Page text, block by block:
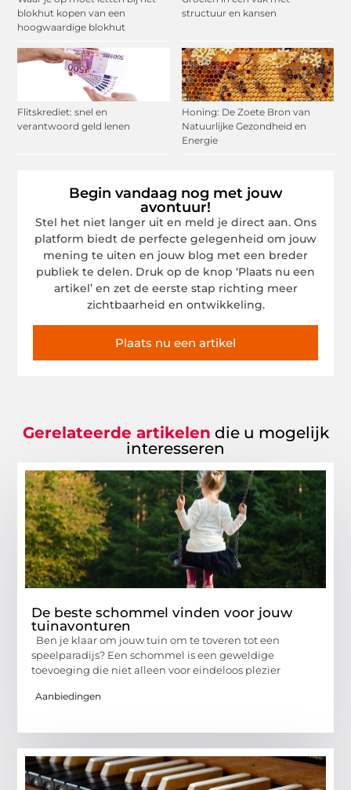
blokhut kopen van een
hoogwaardige blokhut
structuur en kansen
Flitskrediet: snel en
verantwoord geld lenen
Honing: De Zoete Bron van
Natuurlijke Gezondheid en
Energie
Begin vandaag nog met jouw
avontuur!
Stel het niet langer uit en meld je direct aan. Ons
platform biedt de perfecte gelegenheid om jouw
mening te uiten en jouw blog met een breder
publiek te delen. Druk op de knop ‘Plaats nu een
artikel’ en zet de eerste stap richting meer
zichtbaarheid en ontwikkeling.
Plaats nu een artikel
Gerelateerde artikelen die u mogelijk
interesseren
De beste schommel vinden voor jouw
tuinavonturen
Ben je klaar om jouw tuin om te toveren tot een
speelparadijs? Een schommel is een geweldige
toevoeging die niet alleen voor eindeloos plezier
Aanbiedingen